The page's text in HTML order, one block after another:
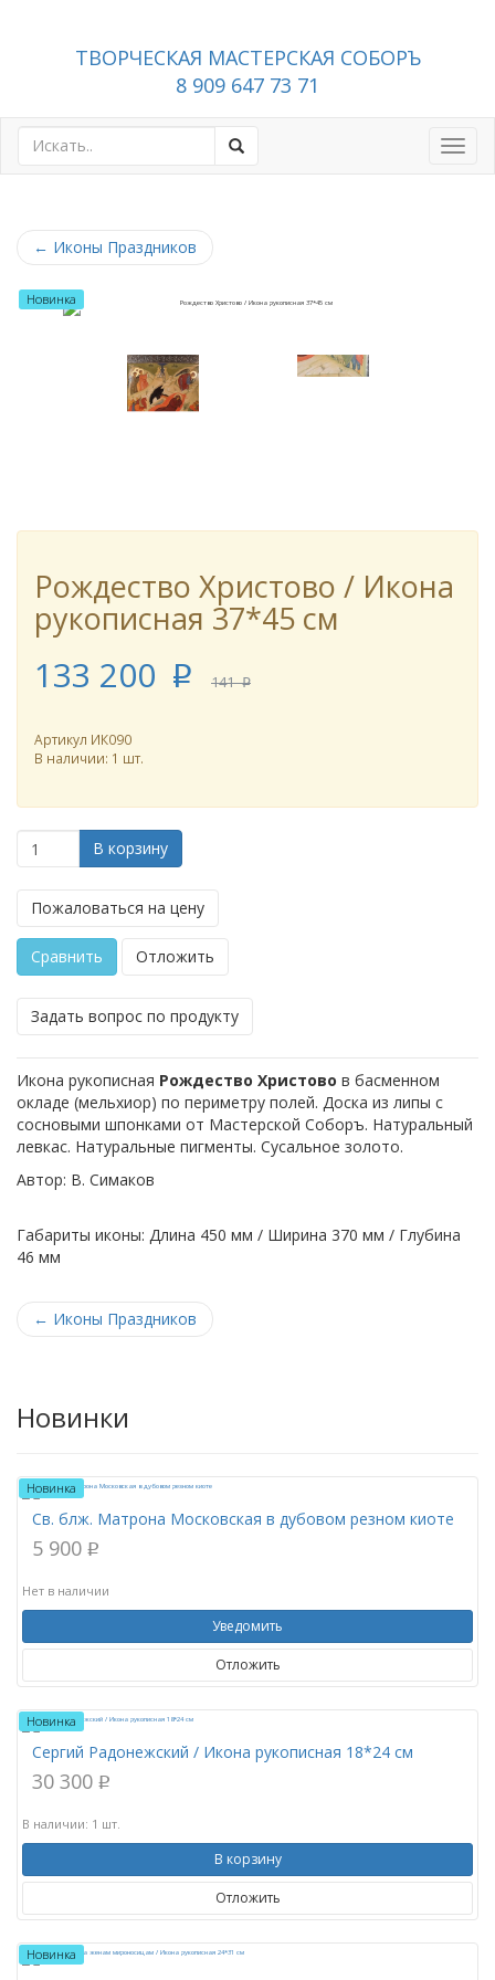
ТВОРЧЕСКАЯ МАСТЕРСКАЯ СОБОРЪ
8 909 647 73 71
← Иконы Праздников
Новинка
Рождество Христово / Икона
рукописная 37*45 см
133 200 p 141 p
Артикул ИК090
В наличии: 1 шт.
В корзину
Пожаловаться на цену
Сравнить Отложить
Задать вопрос по продукту
Икона рукописная Рождество Христово в басменном
окладе (мельхиор) по периметру полей. Доска из липы с
сосновыми шпонками от Мастерской Соборъ. Натуральный
левкас. Натуральные пигменты. Сусальное золото.
Автор: В. Симаков
Габариты иконы: Длина 450 мм / Ширина 370 мм / Глубина
46 мм
← Иконы Праздников
Новинки
Новинка
Св. блж. Матрона Московская в дубовом резном киоте
5 900 p
Нет в наличии
Уведомить
Отложить
Новинка
Сергий Радонежский / Икона рукописная 18*24 см
30 300 p
В наличии: 1 шт.
В корзину
Отложить
Новинка